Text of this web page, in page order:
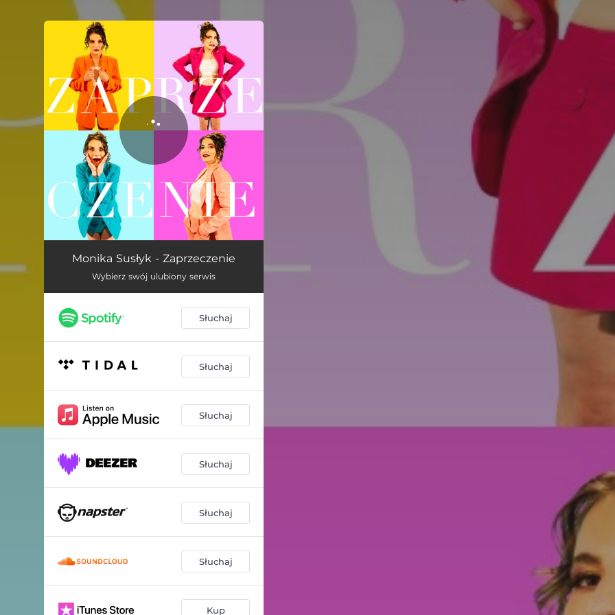
You're all set!
Zaprzeczenie 03:22
Monika Susłyk - Zaprzeczenie
Wybierz swój ulubiony serwis
Słuchaj
Słuchaj
Słuchaj
Słuchaj
Słuchaj
Słuchaj
Kup